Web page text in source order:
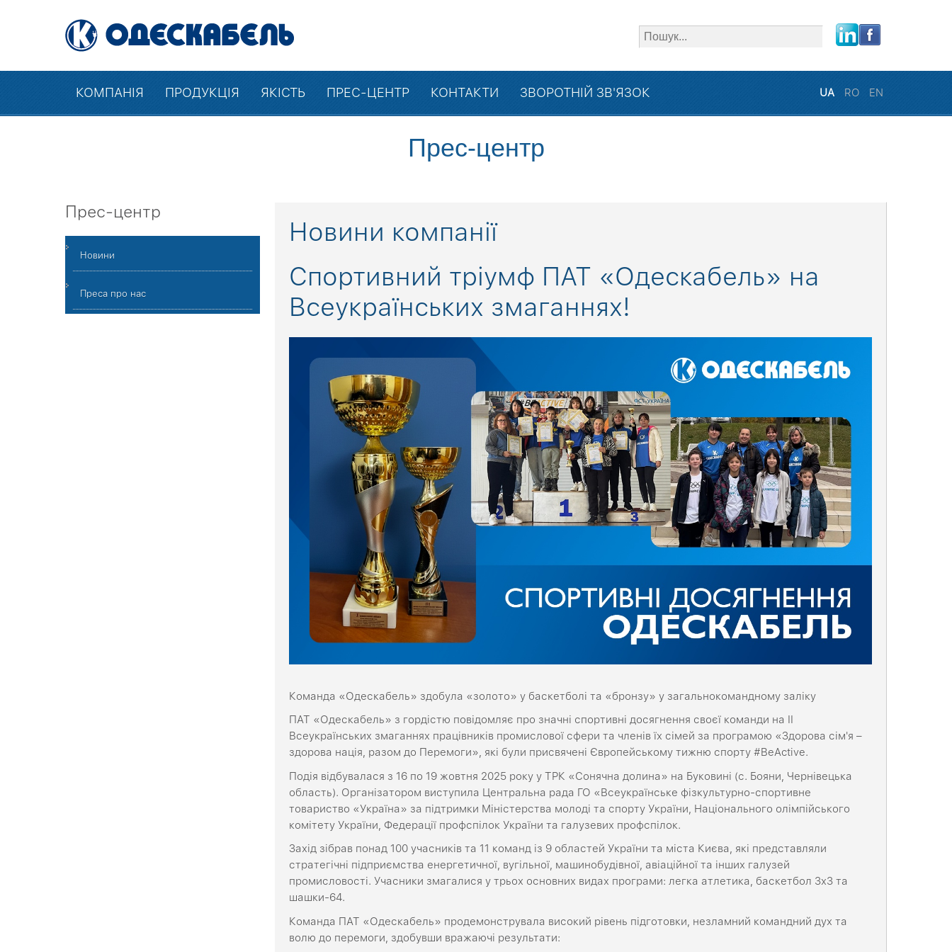
КОМПАНІЯ ПРОДУКЦІЯ ЯКІСТЬ ПРЕС-ЦЕНТР КОНТАКТИ ЗВОРОТНІЙ ЗВ'ЯЗОК UA RO EN
Прес-центр
Прес-центр
Новини
Преса про нас
Новини компанії
Спортивний тріумф ПАТ «Одескабель» на
Всеукраїнських змаганнях!
Команда «Одескабель» здобула «золото» у баскетболі та «бронзу» у загальнокомандному заліку
ПАТ «Одескабель» з гордістю повідомляє про значні спортивні досягнення своєї команди на ІІ
Всеукраїнських змаганнях працівників промислової сфери та членів їх сімей за програмою «Здорова сім'я –
здорова нація, разом до Перемоги», які були присвячені Європейському тижню спорту #BeActive.
Подія відбувалася з 16 по 19 жовтня 2025 року у ТРК «Сонячна долина» на Буковині (с. Бояни, Чернівецька
область). Організатором виступила Центральна рада ГО «Всеукраїнське фізкультурно-спортивне
товариство «Україна» за підтримки Міністерства молоді та спорту України, Національного олімпійського
комітету України, Федерації профспілок України та галузевих профспілок.
Захід зібрав понад 100 учасників та 11 команд із 9 областей України та міста Києва, які представляли
стратегічні підприємства енергетичної, вугільної, машинобудівної, авіаційної та інших галузей
промисловості. Учасники змагалися у трьох основних видах програми: легка атлетика, баскетбол 3х3 та
шашки-64.
Команда ПАТ «Одескабель» продемонструвала високий рівень підготовки, незламний командний дух та
волю до перемоги, здобувши вражаючі результати:
close